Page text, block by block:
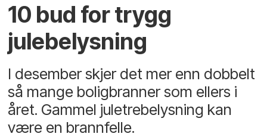
10 bud for trygg
julebelysning
I desember skjer det mer enn dobbelt
så mange boligbranner som ellers i
året. Gammel juletrebelysning kan
være en brannfelle.